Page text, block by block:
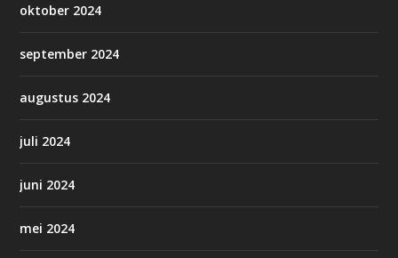
oktober 2024
september 2024
augustus 2024
juli 2024
juni 2024
mei 2024